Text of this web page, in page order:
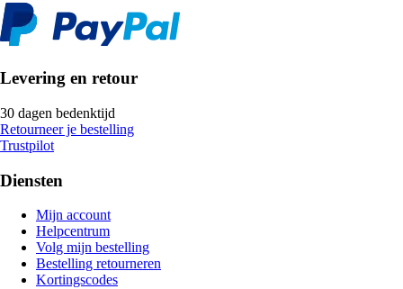
Levering en retour
30 dagen bedenktijd
Retourneer je bestelling
Trustpilot
Diensten
Mijn account
Helpcentrum
Volg mijn bestelling
Bestelling retourneren
Kortingscodes